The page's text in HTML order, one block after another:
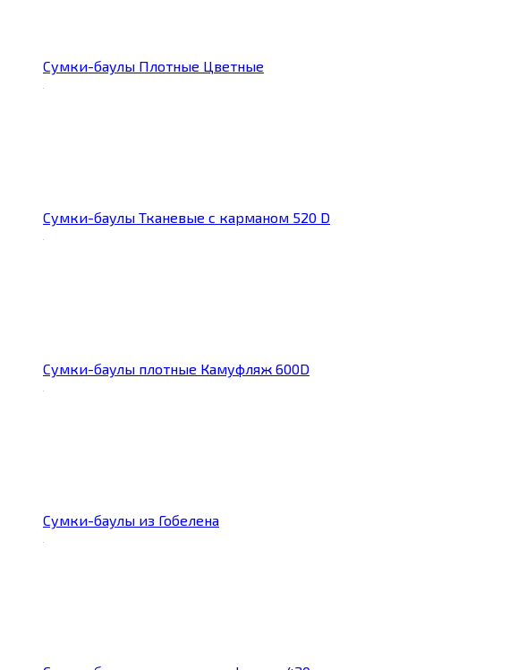
Сумки-баулы Плотные Цветные
Сумки-баулы Тканевые с карманом 520 D
Сумки-баулы плотные Камуфляж 600D
Сумки-баулы из Гобелена